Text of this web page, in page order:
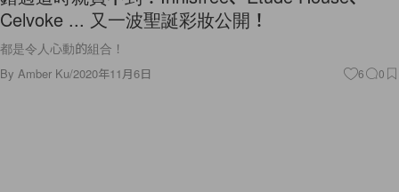
Celvoke ... 又一波聖誕彩妝公開！
都是令人心動的組合！
By Amber Ku/2020年11月6日 6 0